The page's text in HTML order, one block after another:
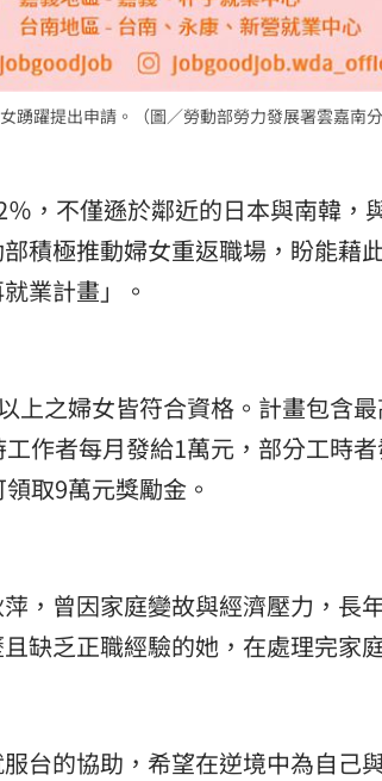
踴躍提出申請。（圖／勞動部勞力發展署雲嘉南
，不僅遜於鄰近的日本與南韓，
積極推動婦女重返職場，盼能藉
業計畫」。
上之婦女皆符合資格。計畫包含
作者每月發給1萬元，部分工時
取9萬元獎勵金。
，曾因家庭變故與經濟壓力，長
缺乏正職經驗的她，在處理完家
台的協助，希望在逆境中為自己